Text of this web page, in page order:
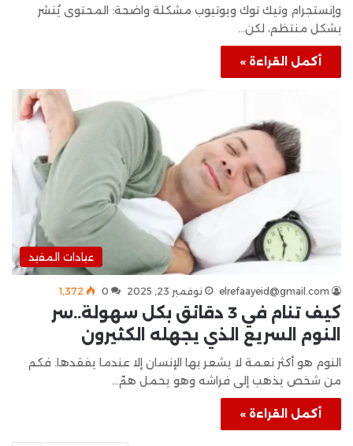
وإنستجرام وتيك توك ويوتيوب مشكلة واضحة: المحتوى يُنشر
بشكل منتظم، لكن…
أكمل القراءة »
عيادات المفيد
elrefaayeid@gmail.com نوفمبر 23, 2025 0 1٬372
كيف تنام في 3 دقائق بكل سهولة..سر
النوم السريع الذي يجهله الكثيرون
النوم هو أكثر نعمة لا يشعر بها الإنسان إلا عندما يفقدها. فكم
من شخص يذهب إلى فراشه وهو يحمل همّ…
أكمل القراءة »